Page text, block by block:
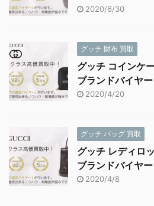
2020/6/30
グッチ 財布 買取
グッチ コインケ
ブランドバイヤー
2020/4/20
グッチ バッグ 買取
グッチ レディロ
ブランドバイヤー
2020/4/8